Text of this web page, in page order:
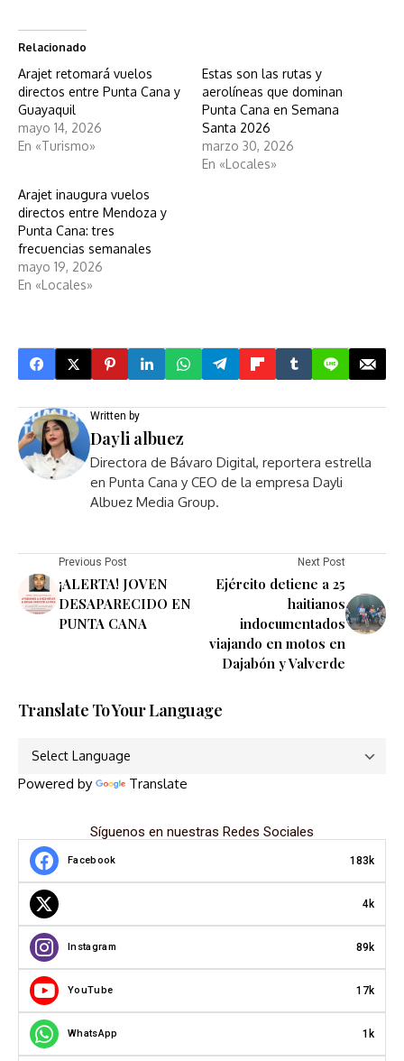
Relacionado
Arajet retomará vuelos
directos entre Punta Cana y
Guayaquil
mayo 14, 2026
En «Turismo»
Estas son las rutas y
aerolíneas que dominan
Punta Cana en Semana
Santa 2026
marzo 30, 2026
En «Locales»
Arajet inaugura vuelos
directos entre Mendoza y
Punta Cana: tres
frecuencias semanales
mayo 19, 2026
En «Locales»
Written by
Dayli albuez
Directora de Bávaro Digital, reportera estrella
en Punta Cana y CEO de la empresa Dayli
Albuez Media Group.
Previous Post
¡ALERTA! JOVEN
DESAPARECIDO EN
PUNTA CANA
Next Post
Ejército detiene a 25
haitianos
indocumentados
viajando en motos en
Dajabón y Valverde
Translate To Your Language
Powered by Translate
Síguenos en nuestras Redes Sociales
Facebook 183k
4k
Instagram 89k
YouTube 17k
WhatsApp 1k